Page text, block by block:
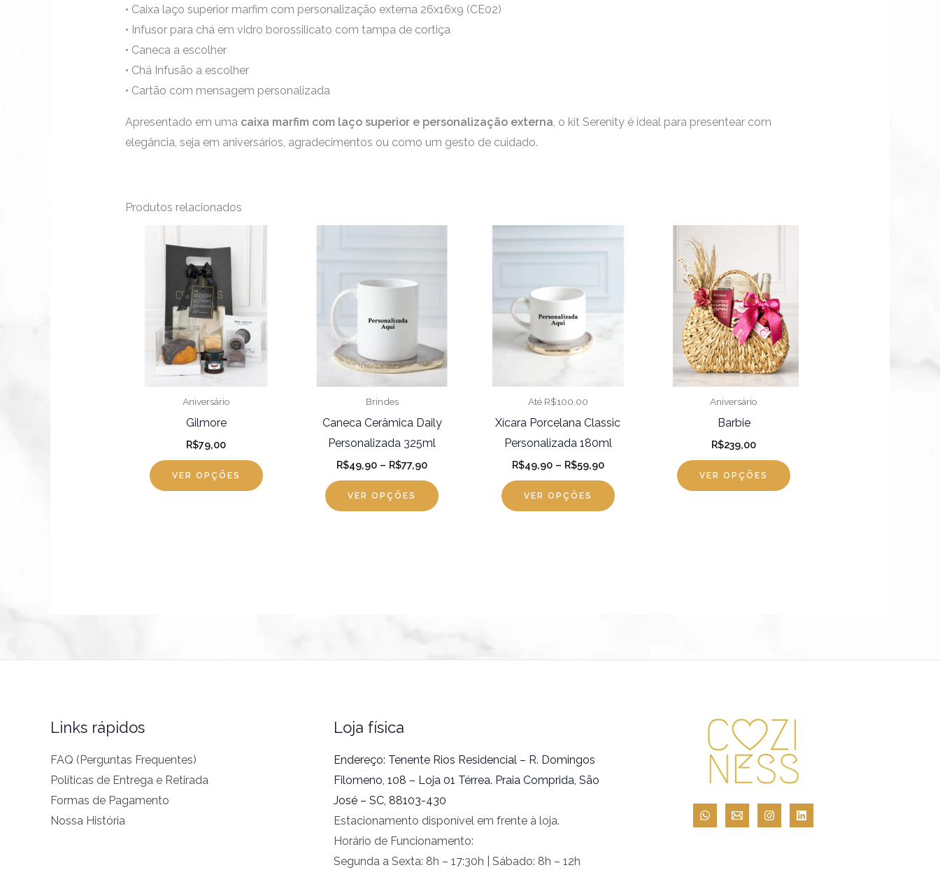
• Caixa laço superior marfim com personalização externa 26x16x9 (CE02)
• Infusor para chá em vidro borossilicato com tampa de cortiça
• Caneca a escolher
• Chá Infusão a escolher
• Cartão com mensagem personalizada
Apresentado em uma caixa marfim com laço superior e personalização externa , o kit Serenity é ideal para presentear com
elegância, seja em aniversários, agradecimentos ou como um gesto de cuidado.
Produtos relacionados
Aniversário
Gilmore
R$79,00
VER OPÇÕES
Brindes
Caneca Cerâmica Daily
Personalizada 325ml
R$49,90 – R$77,90
VER OPÇÕES
opções
produto
Até R$100,00
Xícara Porcelana Classic
Personalizada 180ml
R$49,90 – R$59,90
VER OPÇÕES
variantes.
produto
Aniversário
Barbie
R$239,00
VER OPÇÕES
Links rápidos
FAQ (Perguntas Frequentes)
Políticas de Entrega e Retirada
Formas de Pagamento
Nossa História
Loja física
Endereço: Tenente Rios Residencial – R. Domingos
Filomeno, 108 – Loja 01 Térrea. Praia Comprida, São
José – SC, 88103-430
Estacionamento disponível em frente à loja.
Horário de Funcionamento:
Segunda a Sexta: 8h – 17:30h | Sábado: 8h – 12h